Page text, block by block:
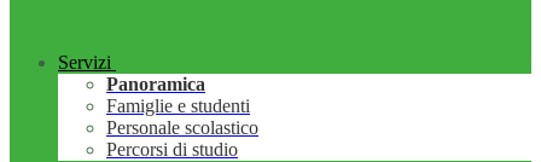
Servizi
Panoramica
Famiglie e studenti
Personale scolastico
Percorsi di studio